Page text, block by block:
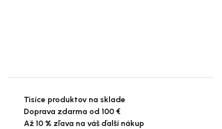
Tisíce produktov na sklade
Doprava zdarma od 100 €
Až 10 % zľava na váš ďalší nákup